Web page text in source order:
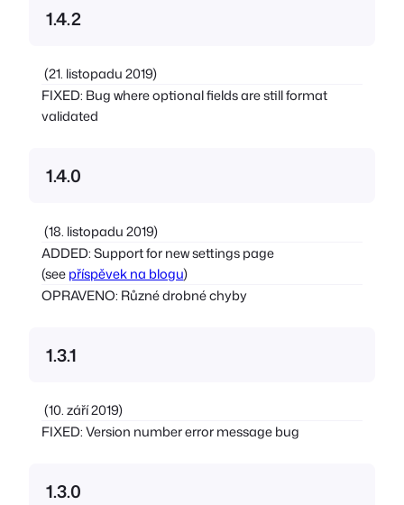
1.4.2
(21. listopadu 2019)
FIXED: Bug where optional fields are still format
validated
1.4.0
(18. listopadu 2019)
ADDED: Support for new settings page
(seepříspěvek na blogu)
OPRAVENO: Různé drobné chyby
1.3.1
(10. září 2019)
FIXED: Version number error message bug
1.3.0